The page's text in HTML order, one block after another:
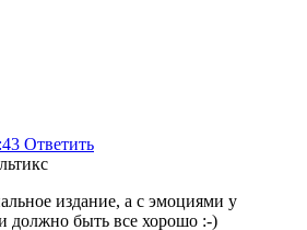
Ответить
издание, а с эмоциями у
должно быть все хорошо :-)